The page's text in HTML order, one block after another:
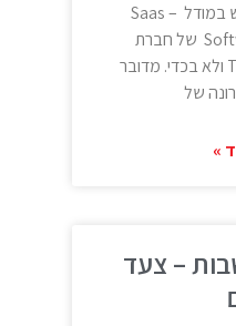
ובינוניים עושים שימוש במודל Saas –
Software As A Service של חברת
Technologies RENT ולא בכדי. מדובר
של
»
– צעד